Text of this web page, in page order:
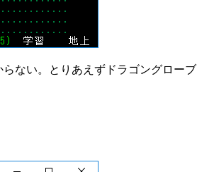
ない。とりあえずドラゴングローブ